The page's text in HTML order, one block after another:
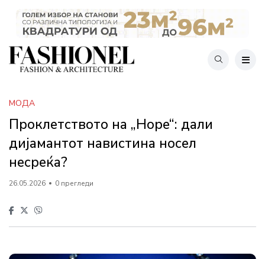
МОДА
Проклетството на „Hope“: дали
дијамантот навистина носел
несреќа?
26.05.2026 0 прегледи